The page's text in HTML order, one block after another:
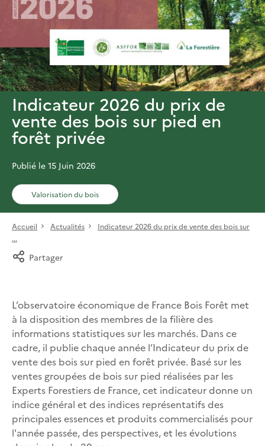
Indicateur 2026 du prix de
vente des bois sur pied en
forêt privée
Publié le 15 Juin 2026
Valorisation du bois
Accueil Actualités
Indicateur 2026 du prix de vente des bois sur
...
Partager
L’observatoire économique de France Bois Forêt met
à la disposition des membres de la filière des
informations statistiques sur les marchés. Dans ce
cadre, il publie chaque année l’Indicateur du prix de
vente des bois sur pied en forêt privée. Basé sur les
ventes groupées de bois sur pied réalisées par les
Experts Forestiers de France, cet indicateur donne un
indice général et des indices représentatifs des
principales essences et produits commercialisés pour
l'année passée, des perspectives, et les évolutions